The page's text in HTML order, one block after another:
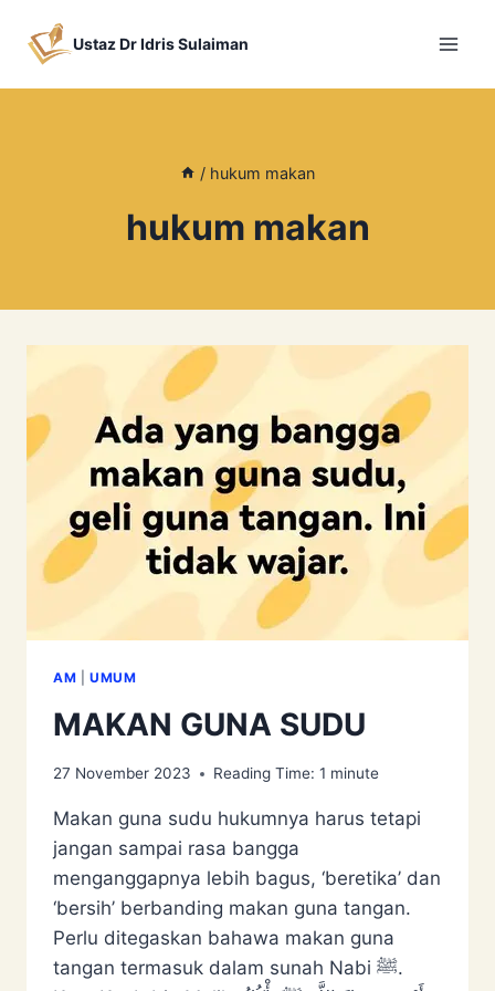
Ustaz Dr Idris Sulaiman
/ hukum makan
hukum makan
AM UMUM
MAKAN GUNA SUDU
27 November 2023 Reading Time: 1 minute
Makan guna sudu hukumnya harus tetapi
jangan sampai rasa bangga
menganggapnya lebih bagus, ‘beretika’ dan
‘bersih’ berbanding makan guna tangan.
Perlu ditegaskan bahawa makan guna
tangan termasuk dalam sunah Nabi ﷺ.